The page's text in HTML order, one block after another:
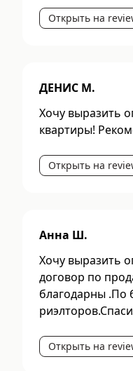
Открыть на
ДЕНИС М.
Хочу выразить
квартиры!
Открыть на
Анна Ш.
Хочу выразить
договор по
благодарны .По
Открыть на